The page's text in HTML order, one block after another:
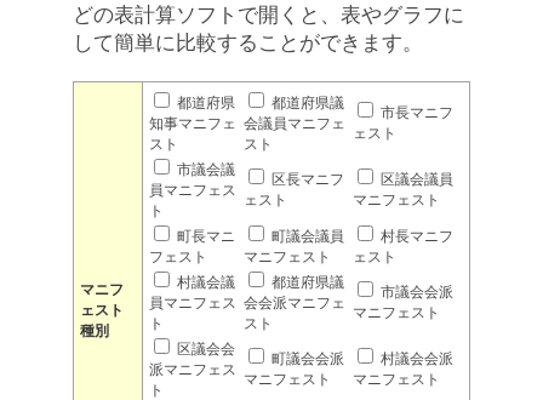
どの表計算ソフトで開くと、表やグラフに
して簡単に比較することができます。
マニフ
ェスト
種別
都道府県
知事マニフェ
スト
都道府県議
会議員マニフェ
スト
市長マニフ
ェスト
市議会議
員マニフェス
ト
区長マニフ
ェスト
区議会議員
マニフェスト
町長マニ
フェスト
町議会議員
マニフェスト
村長マニフ
ェスト
村議会議
員マニフェス
ト
都道府県議
会会派マニフェ
スト
市議会会派
マニフェスト
区議会会
派マニフェス
ト
町議会会派
マニフェスト
村議会会派
マニフェスト